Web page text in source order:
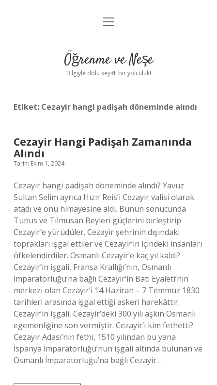
Anasayfa
Yasal Uyarı
menüyü
Öğrenme ve Neşe
Bilgiyle dolu keyifli bir yolculuk!
Etiket: Cezayir hangi padişah döneminde alındı
Cezayir Hangi Padişah Zamanında
Alındı
Tarih: Ekim 1, 2024
Cezayir hangi padişah döneminde alındı? Yavuz
Sultan Selim ayrıca Hızır Reis’i Cezayir valisi olarak
atadı ve onu himayesine aldı. Bunun sonucunda
Tunus ve Tilmusan Beyleri güçlerini birleştirip
Cezayir’e yürüdüler. Cezayir şehrinin dışındaki
toprakları işgal ettiler ve Cezayir’in içindeki insanları
öfkelendirdiler. Osmanlı Cezayir’e kaç yıl kaldı?
Cezayir’in işgali, Fransa Krallığı’nın, Osmanlı
İmparatorluğu’na bağlı Cezayir’in Batı Eyaleti’nin
merkezi olan Cezayir’i 14 Haziran – 7 Temmuz 1830
tarihleri ​​arasında işgal ettiği askeri harekâttır.
Cezayir’in işgali, Cezayir’deki 300 yılı aşkın Osmanlı
egemenliğine son vermiştir. Cezayir’i kim fethetti?
Cezayir Adası’nın fethi, 1510 yılından bu yana
İspanya İmparatorluğu’nun işgali altında bulunan ve
Osmanlı İmparatorluğu’na bağlı Cezayir…